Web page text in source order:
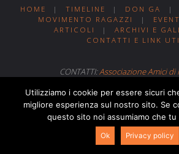
HOME | TIMELINE | DON GA |
MOVIMENTO RAGAZZI
|
ARTICOLI
| ARCHIVI E
CONTATTI E LINK
CONTATTI:Associazione Amici di
Sito web realizzato daWeb
Powered byFluida&
Utilizziamo i cookie per essere sicuri
migliore esperienza sul nostro sito. Se
questo sito noi assumiamo che tu
Ok Privacy policy